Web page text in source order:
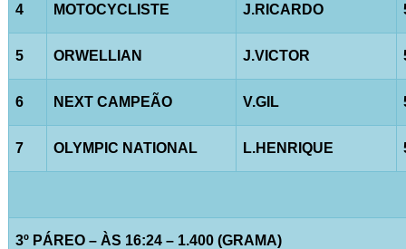
4 MOTOCYCLISTE J.RICARDO
5 ORWELLIAN J.VICTOR
6 NEXT CAMPEÃO V.GIL
7 OLYMPIC NATIONAL L.HENRIQUE
3º PÁREO – ÀS 16:24 – 1.400 (GRAMA)